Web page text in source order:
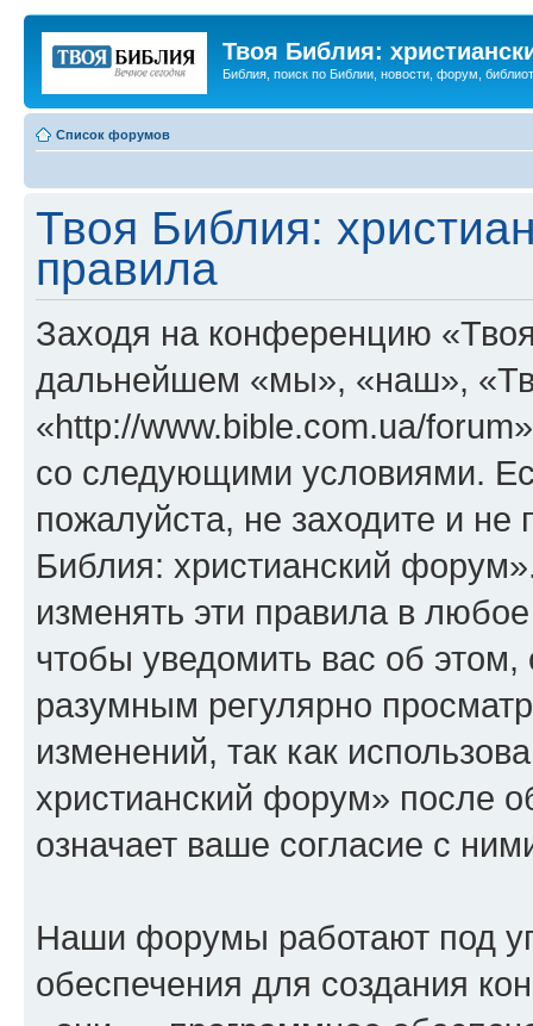
Твоя Библия:
Библия, поиск по Библии, новости, форум,
Список форумов
Твоя Библия:
правила
Заходя на конференцию
дальнейшем «мы», «наш»,
«http://www.bible.com.ua/
со следующими условиями.
пожалуйста, не заходите и
Библия: христианский
изменять эти правила в
чтобы уведомить вас об
разумным регулярно
изменений, так как
христианский форум» после
означает ваше согласие с
Наши форумы работают под
обеспечения для создания